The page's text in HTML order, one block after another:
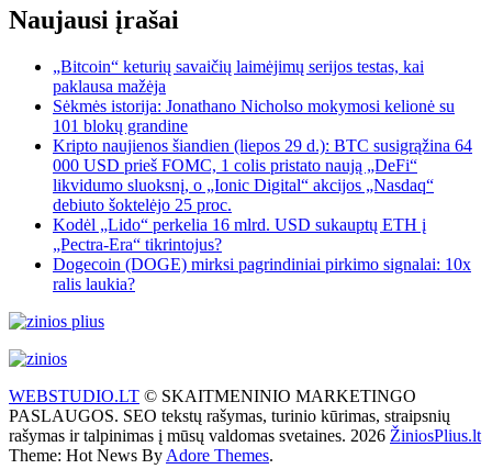
Naujausi įrašai
„Bitcoin“ keturių savaičių laimėjimų serijos testas, kai
paklausa mažėja
Sėkmės istorija: Jonathano Nicholso mokymosi kelionė su
101 blokų grandine
Kripto naujienos šiandien (liepos 29 d.): BTC susigrąžina 64
000 USD prieš FOMC, 1 colis pristato naują „DeFi“
likvidumo sluoksnį, o „Ionic Digital“ akcijos „Nasdaq“
debiuto šoktelėjo 25 proc.
Kodėl „Lido“ perkelia 16 mlrd. USD sukauptų ETH į
„Pectra-Era“ tikrintojus?
Dogecoin (DOGE) mirksi pagrindiniai pirkimo signalai: 10x
ralis laukia?
WEBSTUDIO.LT © SKAITMENINIO MARKETINGO
PASLAUGOS. SEO tekstų rašymas, turinio kūrimas, straipsnių
rašymas ir talpinimas į mūsų valdomas svetaines. 2026 ŽiniosPlius.lt
Theme: Hot News By Adore Themes.